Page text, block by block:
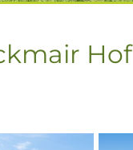
Hof